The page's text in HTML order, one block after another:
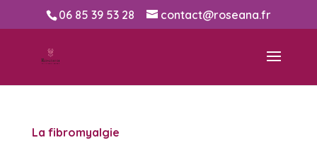
06 85 39 53 28 contact@roseana.fr
La fibromyalgie